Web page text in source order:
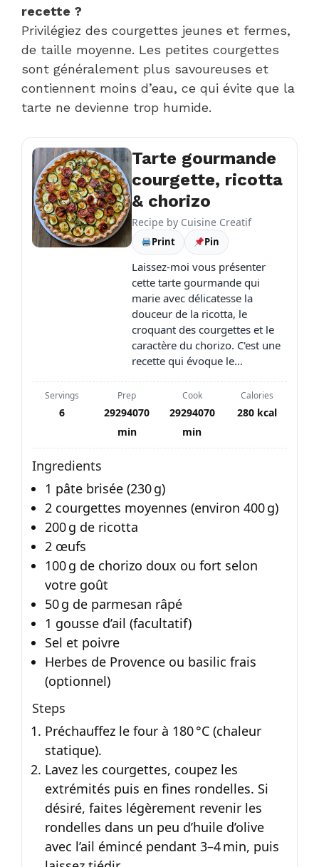
recette ?
Privilégiez des courgettes jeunes et fermes,
de taille moyenne. Les petites courgettes
sont généralement plus savoureuses et
contiennent moins d’eau, ce qui évite que la
tarte ne devienne trop humide.
Tarte gourmande
courgette, ricotta
& chorizo
Recipe by Cuisine Creatif
Print Pin
Laissez-moi vous présenter
cette tarte gourmande qui
marie avec délicatesse la
douceur de la ricotta, le
croquant des courgettes et le
caractère du chorizo. C'est une
recette qui évoque le…
Servings
6
Prep
29294070
min
Cook
29294070
min
Calories
280 kcal
Ingredients
1 pâte brisée (230 g)
2 courgettes moyennes (environ 400 g)
200 g de ricotta
2 œufs
100 g de chorizo doux ou fort selon
votre goût
50 g de parmesan râpé
1 gousse d’ail (facultatif)
Sel et poivre
Herbes de Provence ou basilic frais
(optionnel)
Steps
Préchauffez le four à 180 °C (chaleur
statique).
Lavez les courgettes, coupez les
extrémités puis en fines rondelles. Si
désiré, faites légèrement revenir les
rondelles dans un peu d’huile d’olive
avec l’ail émincé pendant 3–4 min, puis